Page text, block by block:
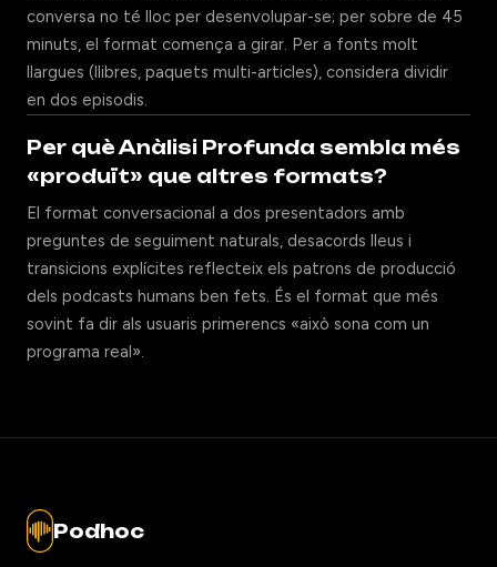
conversa no té lloc per desenvolupar-se; per sobre de 45
minuts, el format comença a girar. Per a fonts molt
llargues (llibres, paquets multi-articles), considera dividir
en dos episodis.
Per què Anàlisi Profunda sembla més
«produït» que altres formats?
El format conversacional a dos presentadors amb
preguntes de seguiment naturals, desacords lleus i
transicions explícites reflecteix els patrons de producció
dels podcasts humans ben fets. És el format que més
sovint fa dir als usuaris primerencs «això sona com un
programa real».
Podhoc